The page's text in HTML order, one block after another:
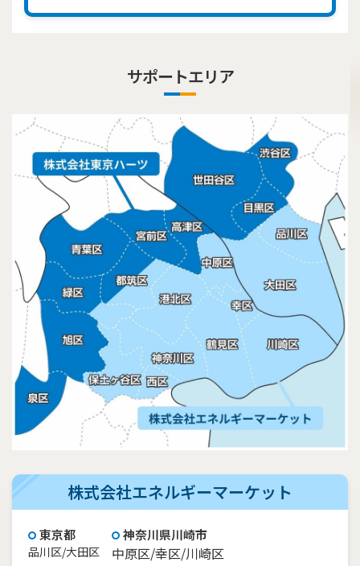
サポートエリア
株式会社エネルギーマーケット
東京都
品川区/大田区
神奈川県川崎市
中原区/幸区/川崎区